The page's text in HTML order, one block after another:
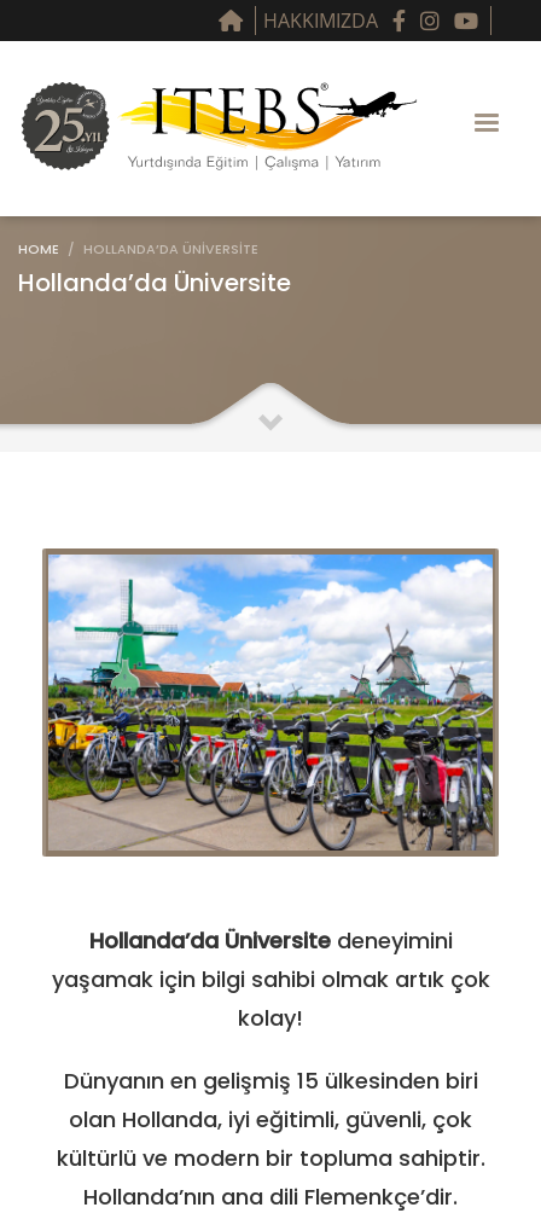
HAKKIMIZDA
HOME HOLLANDA’DA ÜNIVERSITE
Hollanda’da Üniversite
Hollanda’da Üniversitedeneyimini
yaşamak için bilgi sahibi olmak artık çok
kolay!
Dünyanın en gelişmiş 15 ülkesinden biri
olan Hollanda, iyi eğitimli, güvenli, çok
kültürlü ve modern bir topluma sahiptir.
Hollanda’nın ana dili Flemenkçe’dir.